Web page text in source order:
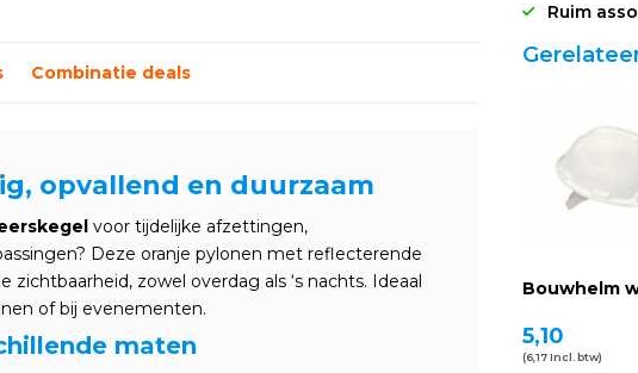
Ruim
Combinatie deals
opvallend en duurzaam
voor tijdelijke afzettingen,
Deze oranje pylonen met reflecterende
zowel overdag als ‘s nachts. Ideaal
of bij evenementen.
maten
Bouwhelm
5,10
(6,17 Incl. btw)